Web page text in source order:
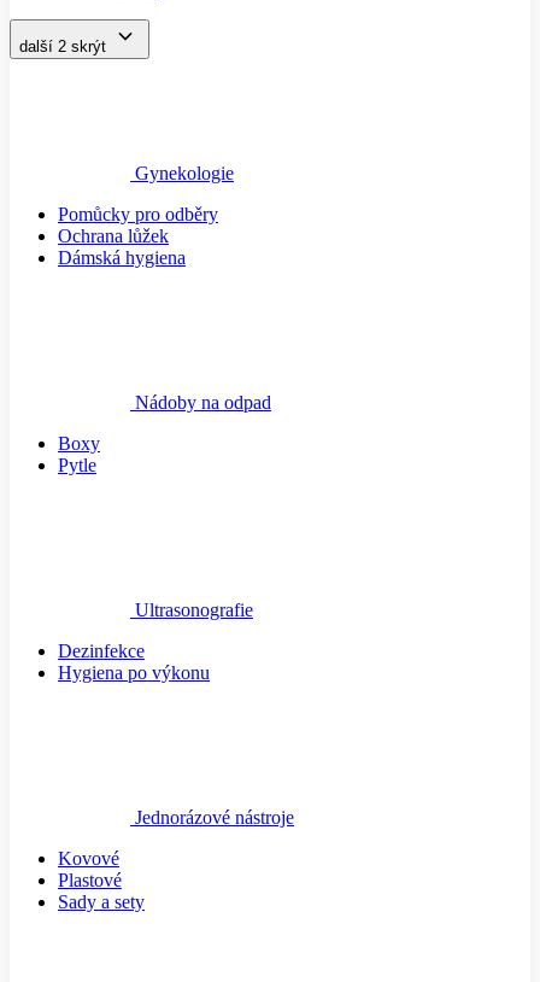
další 2 skrýt
Gynekologie
Pomůcky pro odběry
Ochrana lůžek
Dámská hygiena
Nádoby na odpad
Boxy
Pytle
Ultrasonografie
Dezinfekce
Hygiena po výkonu
Jednorázové nástroje
Kovové
Plastové
Sady a sety